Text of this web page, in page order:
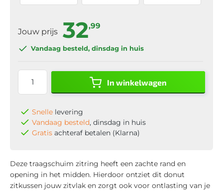
Jouw prijs 32,99
Vandaag besteld, dinsdag in huis
In winkelwagen
Snelle levering
Vandaag besteld, dinsdag in huis
Gratis achteraf betalen (Klarna)
Deze traagschuim zitring heeft een zachte rand en
opening in het midden. Hierdoor ontziet dit donut
zitkussen jouw zitvlak en zorgt ook voor ontlasting van je